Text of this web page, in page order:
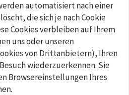
automatisiert nach einer
die sich je nach Cookie
Cookies verbleiben auf Ihrem
uns oder unseren
von Drittanbietern), Ihren
wiederzuerkennen. Sie
Browsereinstellungen Ihres